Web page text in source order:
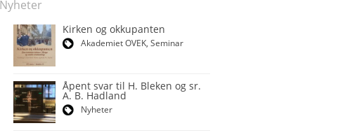
Nyheter
Kirken og okkupanten
Akademiet OVEK, Seminar
Åpent svar til H. Bleken og sr.
A. B. Hadland
Nyheter